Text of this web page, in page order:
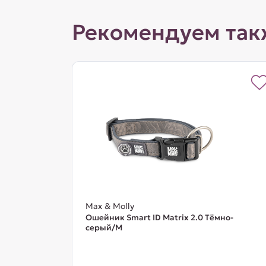
Рекомендуем
Max & Molly
Ошейник Smart ID Matrix 2.0 Тёмно-
серый/M